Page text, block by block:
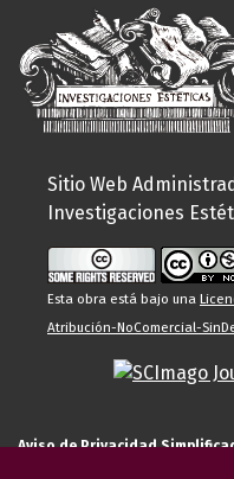
Sitio Web
Investigaciones
Esta obra está bajo una
Atribución-NoComercial-
Aviso de Privacidad